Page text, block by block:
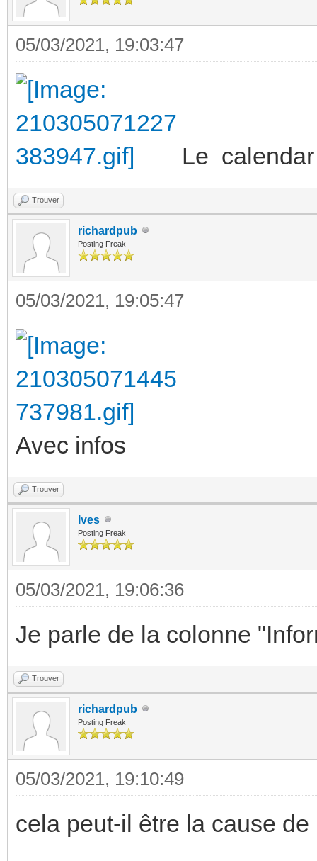
05/03/2021, 19:03:47
Le
Trouver
richardpub
Posting Freak
05/03/2021, 19:05:47
Avec infos
Trouver
Ives
Posting Freak
05/03/2021, 19:06:36
Je parle de la colonne
Trouver
richardpub
Posting Freak
05/03/2021, 19:10:49
cela peut-il être la cause